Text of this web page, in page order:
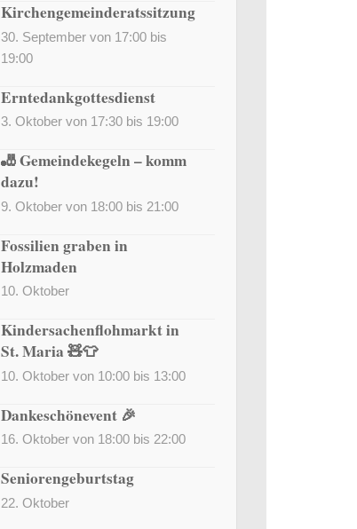
Kirchengemeinderatssitzung
30. September von 17:00bis
19:00
Erntedankgottesdienst
3. Oktober von 17:30bis 19:00
🎳 Gemeindekegeln – komm
dazu!
9. Oktober von 18:00bis 21:00
Fossilien graben in
Holzmaden
10. Oktober
Kindersachenflohmarkt in
St. Maria 🧸👕
10. Oktober von 10:00bis 13:00
Dankeschönevent 🎉
16. Oktober von 18:00bis 22:00
Seniorengeburtstag
22. Oktober